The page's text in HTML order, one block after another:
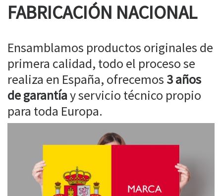
FABRICACIÓN NACIONAL
Ensamblamos productos originales de
primera calidad, todo el proceso se
realiza en España, ofrecemos 3 años
de garantíay servicio técnico propio
para toda Europa.